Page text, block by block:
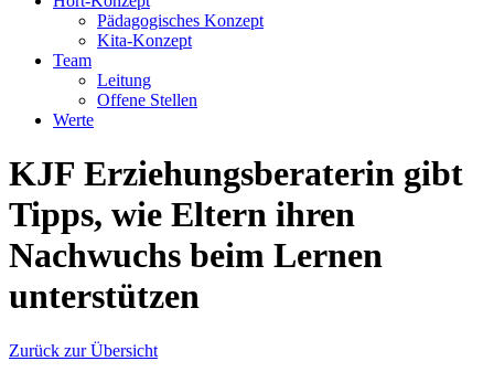
Pädagogisches Konzept
Kita-Konzept
Team
Leitung
Offene Stellen
Werte
KJF Erziehungsberaterin gibt
Tipps, wie Eltern ihren
Nachwuchs beim Lernen
unterstützen
Zurück zur Übersicht